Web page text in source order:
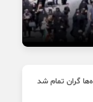
گران تمام شد